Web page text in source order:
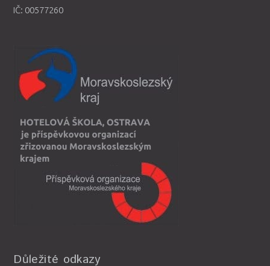
IČ: 00577260
Důležité odkazy